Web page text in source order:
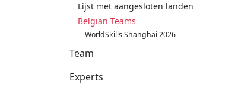
Lijst met aangesloten landen
Belgian Teams
WorldSkills Shanghai 2026
Team
Experts